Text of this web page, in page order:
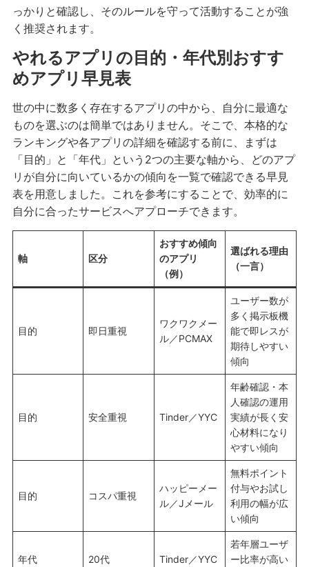
っかりと確認し、そのルールを守って活動することが強
く推奨されます。
やれるアプリの目的・年代別おすす
めアプリ早見表
世の中に数多く存在するアプリの中から、自分に最適な
ものを選ぶのは簡単ではありません。そこで、本格的な
ランキングや各アプリの詳細を確認する前に、まずは
「目的」と「年代」という2つの主要な軸から、どのアプ
リが自分に向いているかの傾向を一覧で確認できる早見
表を用意しました。これを参考にすることで、効率的に
自分に合ったサービスへアプローチできます。
軸 区分
おすすめ傾向
のアプリ
（例）
選ばれる理由
（一言）
目的 即日重視
ワクワクメー
ル／PCMAX
ユーザー数が
多く掲示板機
能で即レスが
期待しやすい
傾向
目的 安全重視 Tinder／YYC
年齢確認・本
人確認の運用
実績が長く安
心材料になり
やすい傾向
目的 コスパ重視
ハッピーメー
ル／Jメール
無料ポイント
付与やお試し
利用の幅が広
い傾向
年代 20代 Tinder／YYC
若年層ユーザ
ー比率が高い